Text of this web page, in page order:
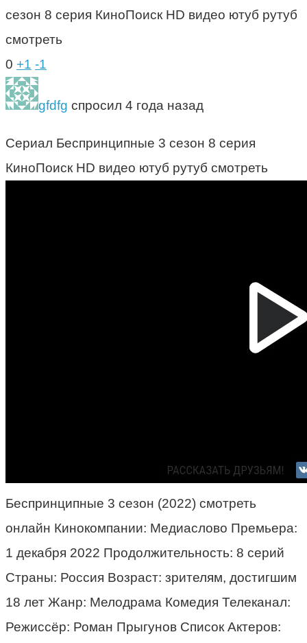
сезон 8 серия КиноПоиск HD видео ютуб рутуб
смотреть
0 +1 -1
gfdfg спросил 4 года назад
Сериал Беспринципные 3 сезон 8 серия
КиноПоиск HD видео ютуб рутуб смотреть
Беспринципные 3 сезон (2022) смотреть
онлайн Кинокомпании: Медиаслово Премьера:
1 декабря 2022 Продолжительность: 8 серий
Страны: Россия Возраст: зрителям, достигшим
18 лет Жанр: Мелодрама Комедия Телеканал:
Режиссёр: Роман Прыгунов Список Актеров: